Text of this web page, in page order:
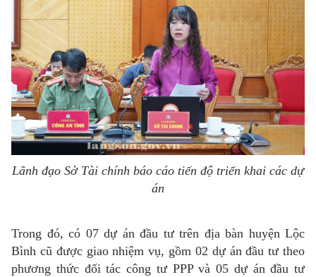
Lãnh đạo Sở Tài chính báo cáo tiến độ triển khai các dự
án
Trong đó, có 07 dự án đầu tư trên địa bàn huyện Lộc
Bình cũ được giao nhiệm vụ, gồm 02 dự án đầu tư theo
phương thức đối tác công tư PPP và 05 dự án đầu tư